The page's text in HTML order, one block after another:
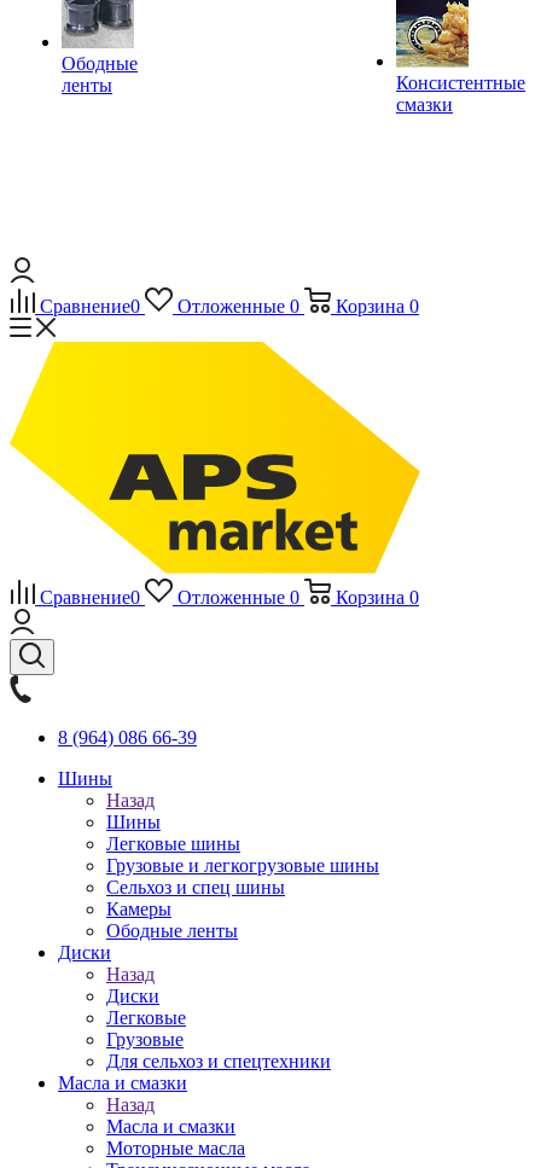
Ободные
ленты
Консистентные
смазки
Сравнение0 Отложенные 0 Корзина 0
Сравнение0 Отложенные 0 Корзина 0
8 (964) 086 66-39
Шины
Назад
Шины
Легковые шины
Грузовые и легкогрузовые шины
Сельхоз и спец шины
Камеры
Ободные ленты
Диски
Назад
Диски
Легковые
Грузовые
Для сельхоз и спецтехники
Масла и смазки
Назад
Масла и смазки
Моторные масла